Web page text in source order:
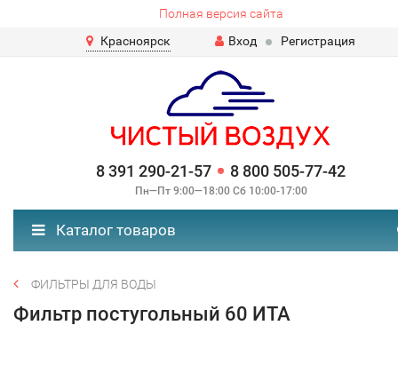
Полная версия сайта
Красноярск
Вход Регистрация
8 391 290-21-57 8 800 505-77-42
Пн—Пт 9:00—18:00 Сб 10:00-17:00
Каталог товаров
ФИЛЬТРЫ ДЛЯ ВОДЫ
Фильтр постугольный 60 ИТА